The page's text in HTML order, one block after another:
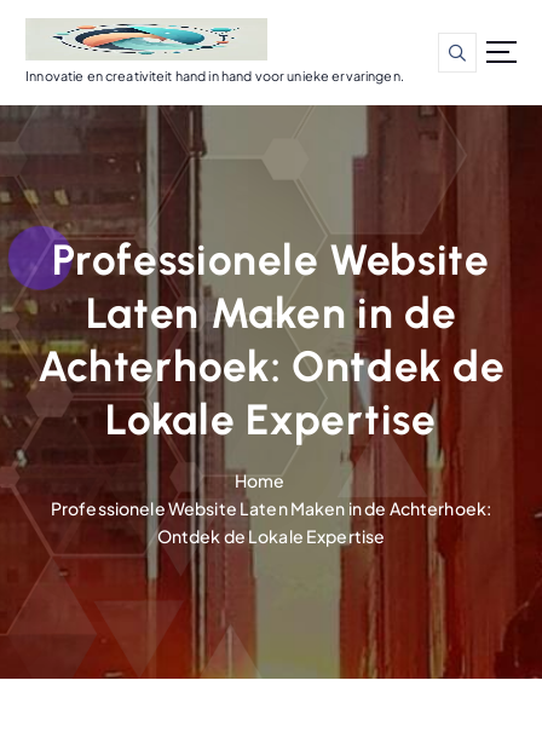
r
d
e
n
o
u
d
Innovatie en creativiteit hand in hand voor unieke ervaringen.
Professionele Website
Laten Maken in de
Achterhoek: Ontdek de
Lokale Expertise
Home
Professionele Website Laten Maken in de Achterhoek:
Ontdek de Lokale Expertise